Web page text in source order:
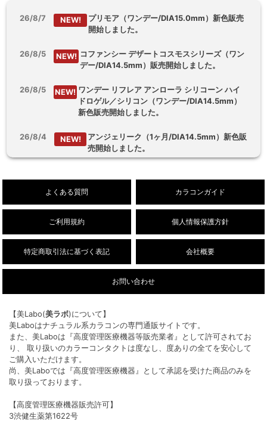
26/8/7 NEW!
プリモア（ワンデー/DIA15.0mm）新色販売
開始しました。
26/8/5 NEW! コファンシー デザートコスモスシリーズ（ワン
デー/DIA14.5mm）販売開始しました。
26/8/5 NEW! ワンデー リフレア アンローラ シリコーン ハイ
ドロゲル／シリコン（ワンデー/DIA14.5mm）
新色販売開始しました。
26/8/4 NEW!
アンジェリーク（1ヶ月/DIA14.5mm）新色販
売開始しました。
よくある質問 カラコンガイド
ご利用規約 個人情報保護方針
特定商取引法に基づく表記 会社概要
お問い合わせ
【美Labo(美ラボ)について】
美Laboはナチュラル系カラコンの専門通販サイトです。
また、美Laboは『高度管理医療機器等販売業者』として許可されてお
り、 取り扱いのカラーコンタクトは度なし、度ありの全てを安心して
ご購入いただけます。
尚、美Laboでは『高度管理医療機器』として承認を受けた商品のみを
取り扱っております。
【高度管理医療機器販売許可】
3渋健生薬第1622号